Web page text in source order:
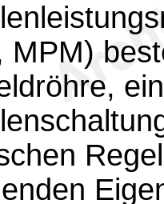
MPM)